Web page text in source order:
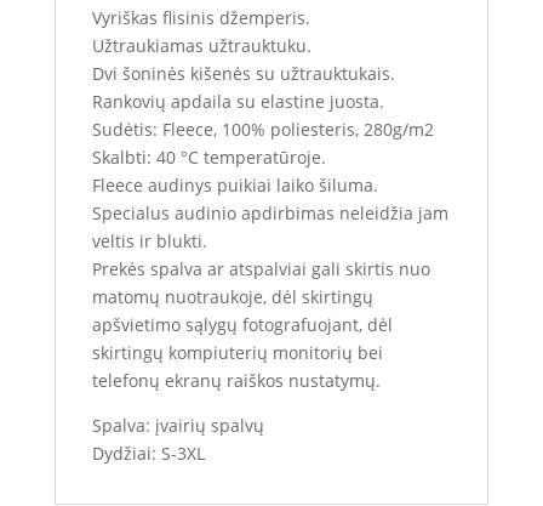
Vyriškas flisinis džemperis.
Užtraukiamas užtrauktuku.
Dvi šoninės kišenės su užtrauktukais.
Rankovių apdaila su elastine juosta.
Sudėtis: Fleece, 100% poliesteris, 280g/m2
Skalbti: 40 °C temperatūroje.
Fleece audinys puikiai laiko šiluma.
Specialus audinio apdirbimas neleidžia jam
veltis ir blukti.
Prekės spalva ar atspalviai gali skirtis nuo
matomų nuotraukoje, dėl skirtingų
apšvietimo sąlygų fotografuojant, dėl
skirtingų kompiuterių monitorių bei
telefonų ekranų raiškos nustatymų.
Spalva: įvairių spalvų
Dydžiai: S-3XL